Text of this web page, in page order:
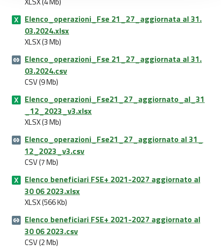
Elenco_operazioni_Fse 21_27_aggiornata al 31.
03.2024.xlsx
XLSX (3 Mb)
Elenco_operazioni_Fse 21_27_aggiornata al 31.
03.2024.csv
CSV (9 Mb)
Elenco_operazioni_Fse21_27_aggiornato_al_31
_12_2023_v3.xlsx
XLSX (3 Mb)
Elenco_operazioni_Fse21_27_aggiornato al 31_
12_2023_v3.csv
CSV (7 Mb)
Elenco beneficiari FSE+ 2021-2027 aggiornato al
30 06 2023.xlsx
XLSX (566 Kb)
Elenco beneficiari FSE+ 2021-2027 aggiornato al
30 06 2023.csv
CSV (2 Mb)